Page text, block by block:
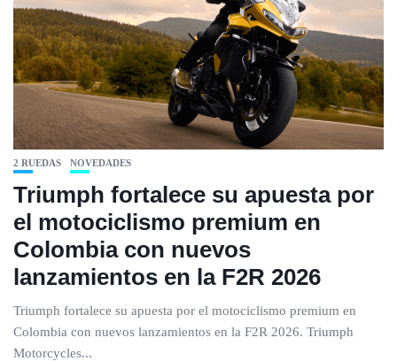
2 RUEDAS NOVEDADES
Triumph fortalece su apuesta por
el motociclismo premium en
Colombia con nuevos
lanzamientos en la F2R 2026
Triumph fortalece su apuesta por el motociclismo premium en
Colombia con nuevos lanzamientos en la F2R 2026. Triumph
Motorcycles...